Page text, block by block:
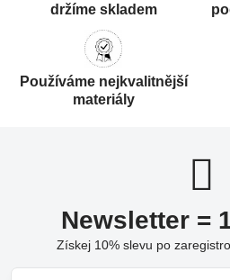
držíme skladem
Používáme nejkvalitnější
materiály
Newsletter =
Získej 10% slevu po